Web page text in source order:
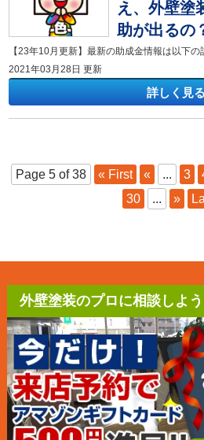
え、外壁塗
助が出るの
2021年03月28日 更新
詳しく見る
Page 5 of 38 « First « ... 3
30
... »
外壁塗装のプロに相談しよ